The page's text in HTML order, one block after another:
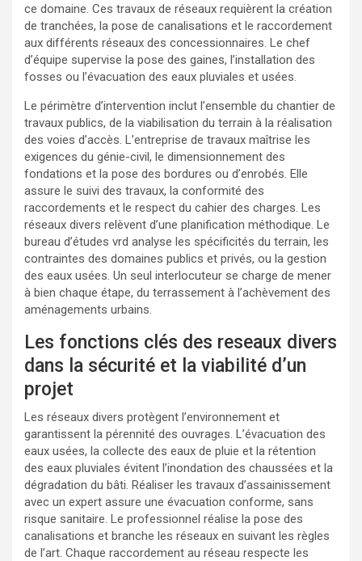
ce domaine. Ces travaux de réseaux requièrent la création
de tranchées, la pose de canalisations et le raccordement
aux différents réseaux des concessionnaires. Le chef
d’équipe supervise la pose des gaines, l’installation des
fosses ou l’évacuation des eaux pluviales et usées.
Le périmètre d’intervention inclut l’ensemble du chantier de
travaux publics, de la viabilisation du terrain à la réalisation
des voies d’accès. L’entreprise de travaux maîtrise les
exigences du génie-civil, le dimensionnement des
fondations et la pose des bordures ou d’enrobés. Elle
assure le suivi des travaux, la conformité des
raccordements et le respect du cahier des charges. Les
réseaux divers relèvent d’une planification méthodique. Le
bureau d’études vrd analyse les spécificités du terrain, les
contraintes des domaines publics et privés, ou la gestion
des eaux usées. Un seul interlocuteur se charge de mener
à bien chaque étape, du terrassement à l’achèvement des
aménagements urbains.
Les fonctions clés des reseaux divers
dans la sécurité et la viabilité d’un
projet
Les réseaux divers protègent l’environnement et
garantissent la pérennité des ouvrages. L’évacuation des
eaux usées, la collecte des eaux de pluie et la rétention
des eaux pluviales évitent l’inondation des chaussées et la
dégradation du bâti. Réaliser les travaux d’assainissement
avec un expert assure une évacuation conforme, sans
risque sanitaire. Le professionnel réalise la pose des
canalisations et branche les réseaux en suivant les règles
de l’art. Chaque raccordement au réseau respecte les